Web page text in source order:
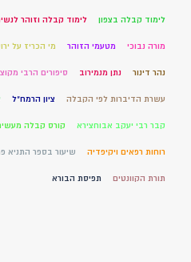
לימוד קבלה בצפון לימוד קבלה וזוהר
מורה נבוכי מטעמי הזוהר מי הכריז על
נהר דינור נתן מנמירוב סיפורים הרבי
עשרת הדיברות לפי הקבלה ציון הרמח"ל
קבר רבי יעקב אבוחצירא קורס קבלה
רוחות רפאים ויקיפדיה שיעור בספר התניא
תורת הקוונטים תפיסת הבורא